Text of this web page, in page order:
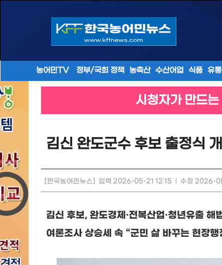
농어민TV 정부/국회 정책 농축산 수산어업 식품 유통
시청자가 만드
김신 완도군수 후보 출정식
[한국농어민뉴스] 입력 2026-05-21 12:15 수정 2026-
김신 후보, 완도경제 ·전복산업·청년유출 해
여론조사 상승세 속 “군민 삶 바꾸는 현장행